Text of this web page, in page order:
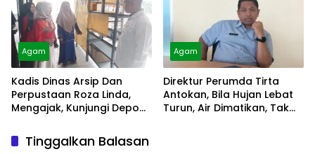
Agam
Kadis Dinas Arsip Dan
Perpustaan Roza Linda,
Mengajak, Kunjungi Depo
Agam
Direktur Perumda Tirta
Antokan, Bila Hujan Lebat
Turun, Air Dimatikan, Tak
Tinggalkan Balasan